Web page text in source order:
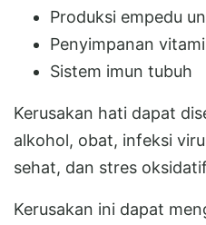
Produksi empedu
Penyimpanan
Sistem imun tubuh
Kerusakan hati dapat
alkohol, obat, infeksi
sehat, dan stres
Kerusakan ini dapat